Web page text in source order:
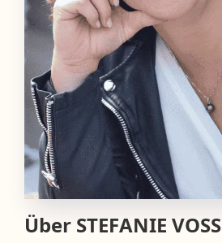
Über STEFANIE VOSS